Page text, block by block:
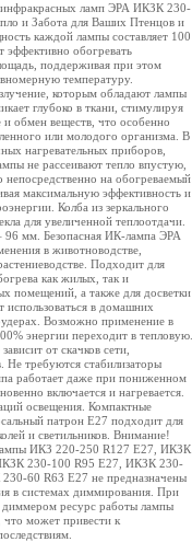
инфракрасных ламп ЭРА ИКЗК 230-
и Забота для Ваших Птенцов и
каждой лампы составляет 100
эффективно обогревать
поддерживая при этом
температуру.
которым обладают лампы
глубоко в ткани, стимулируя
обмен веществ, что особенно
или молодого организма. В
нагревательных приборов,
не рассеивают тепло впустую,
непосредственно на обогреваемый
максимальную эффективность и
Колба из зеркального
для увеличенной теплоотдачи.
96 мм. Безопасная ИК-лампа ЭРА
в животноводстве,
Подходит для
как жилых, так и
помещений, а также для досветки
в домашних
Возможно применение в
энергии переходит в тепловую.
от скачков сети,
Не требуются стабилизаторы
работает даже при пониженном
включается и нагревается.
освещения. Компактные
патрон Е27 подходит для
и светильников. Внимание!
ИКЗ 220-250 R127 E27, ИКЗК
230-100 R95 E27, ИКЗК 230-
60 R63 Е27 не предназначены
в системах диммирования. При
диммером ресурс работы лампы
что может привести к